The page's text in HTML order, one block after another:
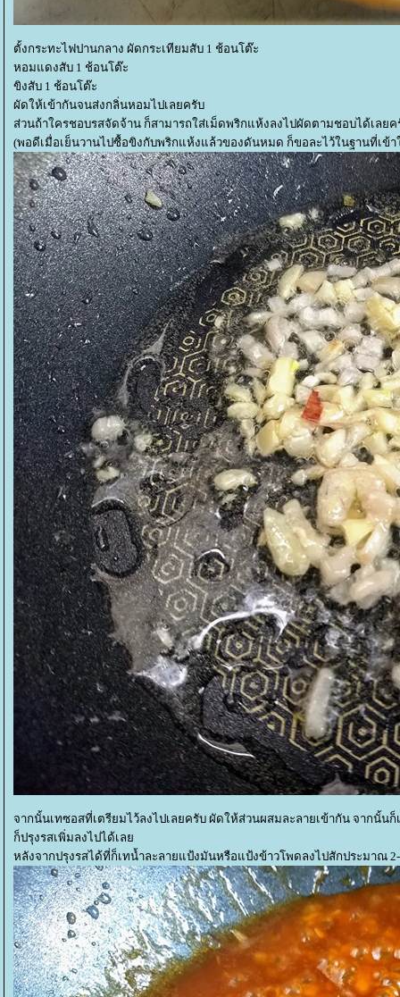
ตั้งกระทะไฟปานกลาง ผัดกระเทียมสับ 1 ช้อนโต๊ะ
หอมแดงสับ 1 ช้อนโต๊ะ
ขิงสับ 1 ช้อนโต๊ะ
ผัดให้เข้ากันจนส่งกลิ่นหอมไปเลยครับ
ส่วนถ้าใครชอบรสจัดจ้าน ก็สามารถใส่เม็ดพริกแห้งลงไปผัดตามชอบได้เลยค
(พอดีเมื่อเย็นวานไปซื้อขิงกับพริกแห้งแล้วของดันหมด ก็ขอละไว้ในฐานที่เข้า
จากนั้นเทซอสที่เตรียมไว้ลงไปเลยครับ ผัดให้ส่วนผสมละลายเข้ากัน จากนั้
ก็ปรุงรสเพิ่มลงไปได้เล
หลังจากปรุงรสได้ที่ก็เทน้ำละลายแป้งมันหรือแป้งข้าวโพดลงไปสักประมาณ